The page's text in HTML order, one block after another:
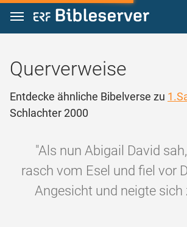
Zum Inhalt springen
Querverweise
Entdecke ähnliche Bibelverse zu
Schlachter 2000
"Als nun Abigail David
rasch vom Esel und fiel vor
Angesicht und neigte sich